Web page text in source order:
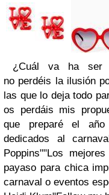
¿Cuál va ha ser
no perdéis la ilusión
las que lo deja todo
os perdáis mis
que preparé el
dedicados al
Poppins""Los
payaso para chica
carnaval o eventos